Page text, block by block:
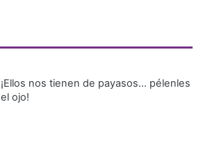
¡Ellos nos tienen de payasos… pélenles
el ojo!